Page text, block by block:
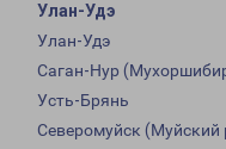
Улан-Удэ
Улан-Удэ
Саган-Нур
Усть-Брянь
Северомуйск (Муйский